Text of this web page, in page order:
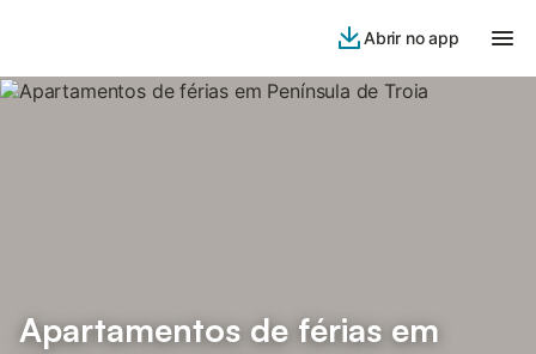
Abrir no app
Apartamentos de férias em